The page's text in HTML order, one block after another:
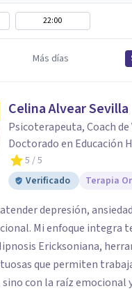
22:00
Más días
Celina Alvear Sevilla
Psicoterapeuta, Coach de
Doctorado en Educación
5 / 5
Verificado
Terapia
depresión,
terapia
Ericksoniana,
que permiten
con la raíz emocional